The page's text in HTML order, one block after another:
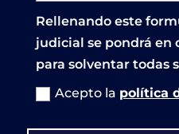
Rellenando este
judicial se pondrá en
para solventar todas
Acepto la política